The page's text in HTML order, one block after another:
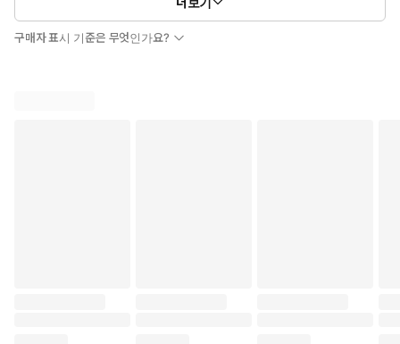
구매자 표시 기준은 무엇인가요?